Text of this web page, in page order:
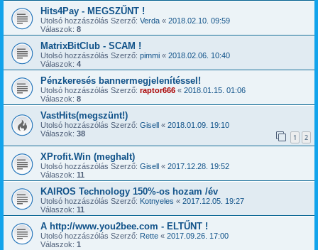
Hits4Pay - MEGSZŰNT !
Utolsó hozzászólás Szerző: Verda « 2018.02.10. 09:59
Válaszok: 8
MatrixBitClub - SCAM !
Utolsó hozzászólás Szerző: pimmi « 2018.02.06. 10:40
Válaszok: 4
Pénzkeresés bannermegjelenítéssel!
Utolsó hozzászólás Szerző: raptor666 « 2018.01.15. 01:06
Válaszok: 8
VastHits(megszünt!)
Utolsó hozzászólás Szerző: Gisell « 2018.01.09. 19:10
Válaszok: 38 1 2
XProfit.Win (meghalt)
Utolsó hozzászólás Szerző: Gisell « 2017.12.28. 19:52
Válaszok: 11
KAIROS Technology 150%-os hozam /év
Utolsó hozzászólás Szerző: Kotnyeles « 2017.12.05. 19:27
Válaszok: 11
A http://www.you2bee.com - ELTŰNT !
Utolsó hozzászólás Szerző: Rette « 2017.09.26. 17:00
Válaszok: 1